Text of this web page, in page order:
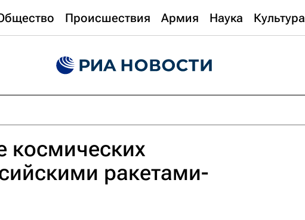
Происшествия Армия Наука Культура
космических
ракетами-